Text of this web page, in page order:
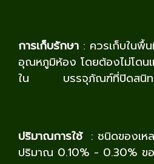
การเก็บรักษา : ควรเก็บในพื้
อุณหภูมิห้อง โดยต้องไม่โดน
ใน บรรจุภัณฑ์ที่ปิดสนิท
ปริมาณการใช้: ชนิดของเหล
ปริมาณ 0.10% - 0.30% ข